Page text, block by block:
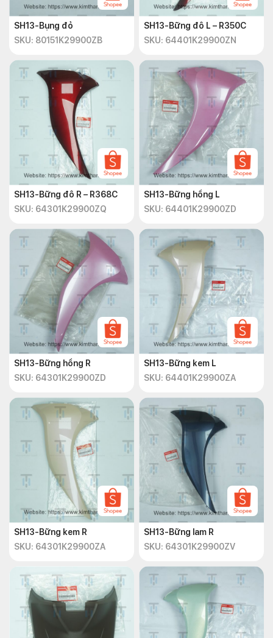
SH13-Bụng đỏ
SKU: 80151K29900ZB
SH13-Bững đô L – R350C
SKU: 64401K29900ZN
SH13-Bững đô R – R368C
SKU: 64301K29900ZQ
SH13-Bững hồng L
SKU: 64401K29900ZD
SH13-Bững hồng R
SKU: 64301K29900ZD
SH13-Bững kem L
SKU: 64401K29900ZA
SH13-Bững kem R
SKU: 64301K29900ZA
SH13-Bững lam R
SKU: 64301K29900ZV